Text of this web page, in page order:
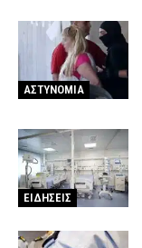
ΑΣΤΥΝΟΜΙΑ
ΕΙΔΗΣΕΙΣ